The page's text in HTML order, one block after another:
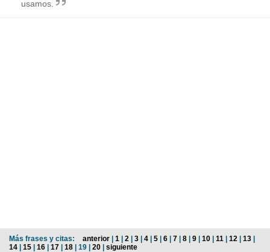
usamos.
Más frases y citas: anterior | 1 | 2 | 3 | 4 | 5 | 6 | 7 | 8 | 9 | 10 | 11 | 12 | 13 |
14 | 15 | 16 | 17 | 18 | 19 | 20 | siguiente